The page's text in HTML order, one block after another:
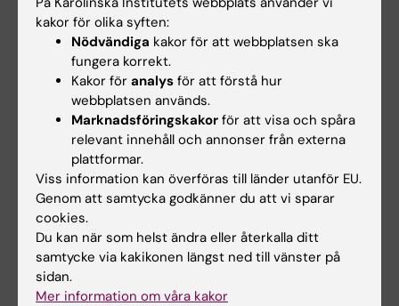
Kursansvarig/examinator
Telefon:
+46852488019
E-post:
mizgin.bulduk@ki.se
Johanna Andresen
Utbildningsadministratör
Telefon:
+46852488042
E-post:
johanna.andresen@ki.se
kakor för olika syften:
Nödvändiga kakor för att webbplatsen ska
fungera korrekt.
Kakor för analys för att förstå hur
webbplatsen används.
Marknadsföringskakor för att visa och spåra
relevant innehåll och annonser från externa
plattformar.
Viss information kan överföras till länder utanför EU.
Genom att samtycka godkänner du att vi sparar
cookies.
Du kan när som helst ändra eller återkalla ditt
samtycke via kakikonen längst ned till vänster på
sidan.
Mer information om våra kakor